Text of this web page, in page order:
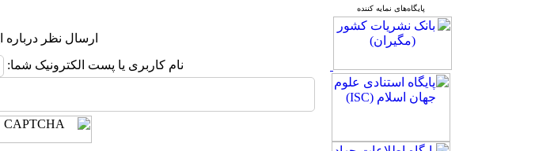
پایگاه‌های نمایه کننده
ارسال نظر درباره
نام کاربری یا پست الکترونیک شما: